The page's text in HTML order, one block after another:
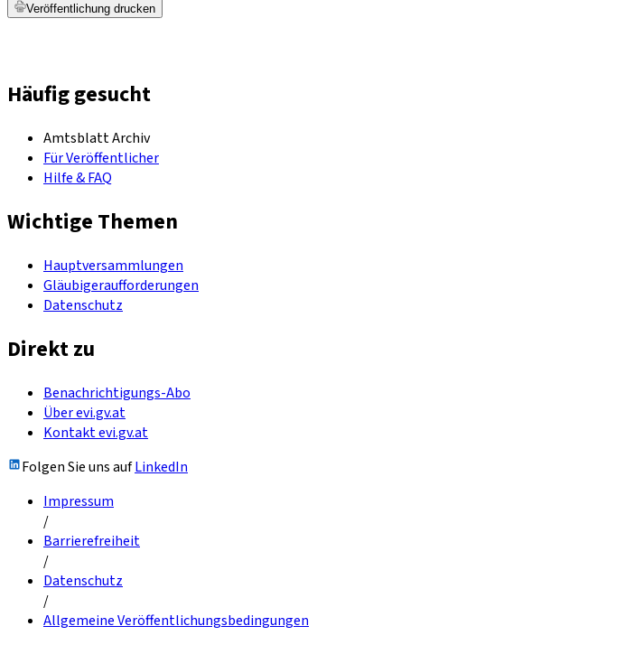
Veröffentlichung drucken
Häufig gesucht
Amtsblatt Archiv
Für Veröffentlicher
Hilfe & FAQ
Wichtige Themen
Hauptversammlungen
Gläubigeraufforderungen
Datenschutz
Direkt zu
Benachrichtigungs-Abo
Über evi.gv.at
Kontakt evi.gv.at
Folgen Sie uns aufLinkedIn
Impressum
/
Barrierefreiheit
/
Datenschutz
/
Allgemeine Veröffentlichungsbedingungen